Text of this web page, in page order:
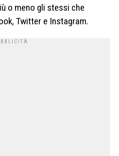
o meno gli stessi che
Twitter e Instagram.